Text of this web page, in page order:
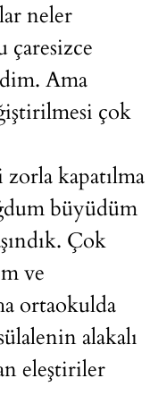
neler
çaresizce
Ama
çok
kapatılma
büyüdüm
Çok
ve
ortaokulda
alakalı
eleştiriler